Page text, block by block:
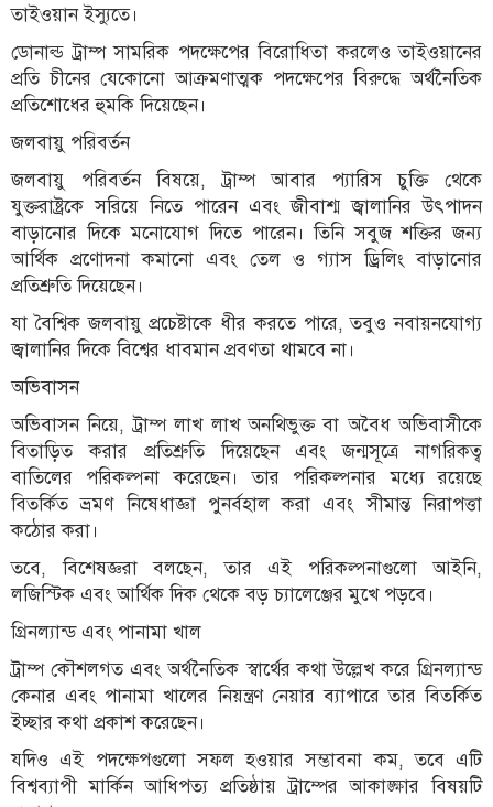
তাইওয়ান ইস্যুতে।
ডোনাল্ড ট্রাম্প সামরিক পদক্ষেপের বিরোধিতা করলেও তাইওয়ানের
প্রতি চীনের যেকোনো আক্রমণাত্মক পদক্ষেপের বিরুদ্ধে অর্থনৈতিক
প্রতিশোধের হুমকি দিয়েছেন।
জলবায়ু পরিবর্তন
জলবায়ু পরিবর্তন বিষয়ে, ট্রাম্প আবার প্যারিস চুক্তি থেকে
যুক্তরাষ্ট্রকে সরিয়ে নিতে পারেন এবং জীবাশ্ম জ্বালানির উৎপাদন
বাড়ানোর দিকে মনোযোগ দিতে পারেন। তিনি সবুজ শক্তির জন্য
আর্থিক প্রণোদনা কমানো এবং তেল ও গ্যাস ড্রিলিং বাড়ানোর
প্রতিশ্রুতি দিয়েছেন।
যা বৈশ্বিক জলবায়ু প্রচেষ্টাকে ধীর করতে পারে, তবুও নবায়নযোগ্য
জ্বালানির দিকে বিশ্বের ধাবমান প্রবণতা থামবে না।
অভিবাসন
অভিবাসন নিয়ে, ট্রাম্প লাখ লাখ অনথিভুক্ত বা অবৈধ অভিবাসীকে
বিতাড়িত করার প্রতিশ্রুতি দিয়েছেন এবং জন্মসূত্রে নাগরিকত্ব
বাতিলের পরিকল্পনা করেছেন। তার পরিকল্পনার মধ্যে রয়েছে
বিতর্কিত ভ্রমণ নিষেধাজ্ঞা পুনর্বহাল করা এবং সীমান্ত নিরাপত্তা
কঠোর করা।
তবে, বিশেষজ্ঞরা বলছেন, তার এই পরিকল্পনাগুলো আইনি,
লজিস্টিক এবং আর্থিক দিক থেকে বড় চ্যালেঞ্জের মুখে পড়বে।
গ্রিনল্যান্ড এবং পানামা খাল
ট্রাম্প কৌশলগত এবং অর্থনৈতিক স্বার্থের কথা উল্লেখ করে গ্রিনল্যান্ড
কেনার এবং পানামা খালের নিয়ন্ত্রণ নেয়ার ব্যাপারে তার বিতর্কিত
ইচ্ছার কথা প্রকাশ করেছেন।
যদিও এই পদক্ষেপগুলো সফল হওয়ার সম্ভাবনা কম, তবে এটি
বিশ্বব্যাপী মার্কিন আধিপত্য প্রতিষ্ঠায় ট্রাম্পের আকাঙ্ক্ষার বিষয়টি